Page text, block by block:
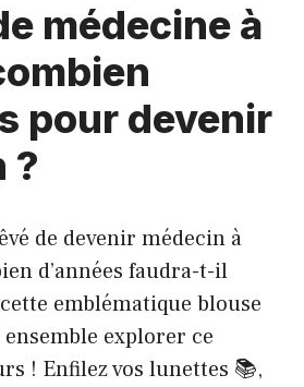
médecine à
pour devenir
?
de devenir médecin à
d’années faudra-t-il
emblématique blouse
explorer ce
! Enfilez vos lunettes 📚,